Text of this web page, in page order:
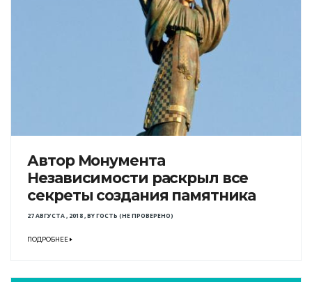
Автор Монумента
Независимости раскрыл все
секреты создания памятника
27 АВГУСТА , 2018,BYГОСТЬ (НЕ ПРОВЕРЕНО)
ПОДРОБНЕЕ